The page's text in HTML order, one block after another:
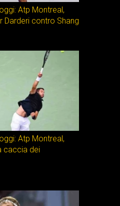
Atp Montreal,
Darderi contro Shang
Atp Montreal,
caccia dei